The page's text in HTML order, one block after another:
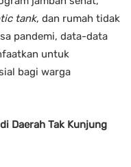
tank, dan rumah tidak
pandemi, data-data
untuk
bagi warga
Daerah Tak Kunjung